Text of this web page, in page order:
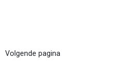
Volgende pagina